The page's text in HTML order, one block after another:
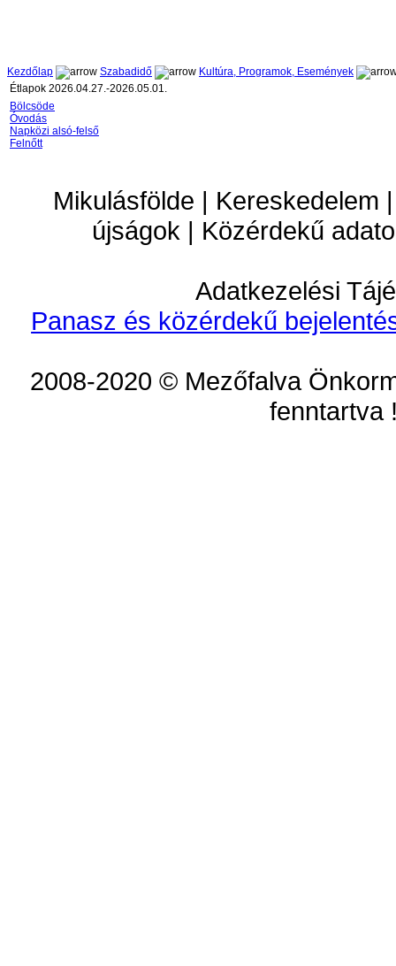
Kezdőlap Szabadidő
Kultúra, Programok, Események
Étlapok 2026.04.27.-2026.05.01.
Bölcsöde
Óvodás
Napközi alsó-felső
Felnőtt
Mikulásfölde | Kereskedelem
újságok | Közérdekű
Adatkezelési
Panasz és közérdekű
2008-2020 © Mezőfalva
fenntartva